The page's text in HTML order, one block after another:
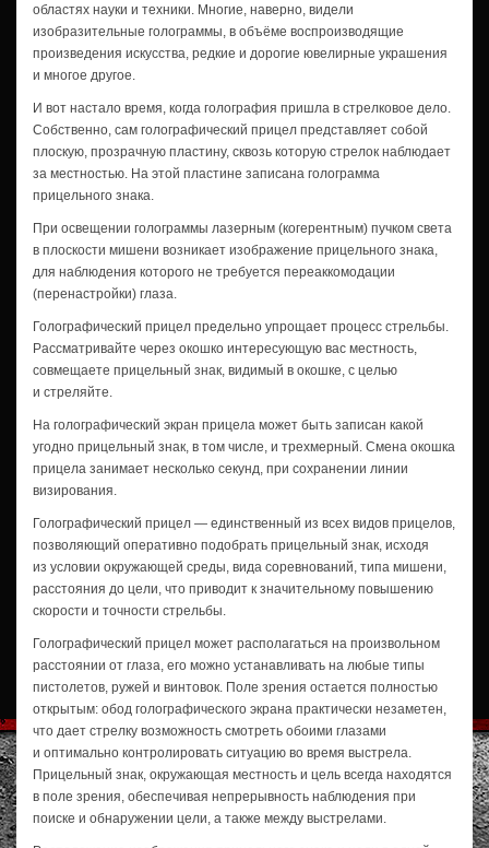
областях науки и техники. Многие, наверно, видели
изобразительные голограммы, в объёме воспроизводящие
произведения искусства, редкие и дорогие ювелирные украшения
и многое другое.
И вот настало время, когда голография пришла в стрелковое дело.
Собственно, сам голографический прицел представляет собой
плоскую, прозрачную пластину, сквозь которую стрелок наблюдает
за местностью. На этой пластине записана голограмма
прицельного знака.
При освещении голограммы лазерным (когерентным) пучком света
в плоскости мишени возникает изображение прицельного знака,
для наблюдения которого не требуется переаккомодации
(перенастройки) глаза.
Голографический прицел предельно упрощает процесс стрельбы.
Рассматривайте через окошко интересующую вас местность,
совмещаете прицельный знак, видимый в окошке, с целью
и стреляйте.
На голографический экран прицела может быть записан какой
угодно прицельный знак, в том числе, и трехмерный. Смена окошка
прицела занимает несколько секунд, при сохранении линии
визирования.
Голографический прицел — единственный из всех видов прицелов,
позволяющий оперативно подобрать прицельный знак, исходя
из условии окружающей среды, вида соревнований, типа мишени,
расстояния до цели, что приводит к значительному повышению
скорости и точности стрельбы.
Голографический прицел может располагаться на произвольном
расстоянии от глаза, его можно устанавливать на любые типы
пистолетов, ружей и винтовок. Поле зрения остается полностью
открытым: обод голографического экрана практически незаметен,
что дает стрелку возможность смотреть обоими глазами
и оптимально контролировать ситуацию во время выстрела.
Прицельный знак, окружающая местность и цель всегда находятся
в поле зрения, обеспечивая непрерывность наблюдения при
поиске и обнаружении цели, а также между выстрелами.